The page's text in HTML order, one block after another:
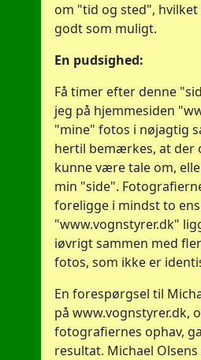
om "tid og sted",
godt som muligt.
En pudsighed:
Få timer efter denne
jeg på hjemmesiden
"mine" fotos i nøjagtig
hertil bemærkes, at der
kunne være tale om,
min "side".
foreligge i mindst to
"www.vognstyrer.dk"
iøvrigt sammen med
fotos, som ikke er
En forespørgsel til
på www.vognstyrer.dk,
fotografiernes ophav,
resultat. Michael